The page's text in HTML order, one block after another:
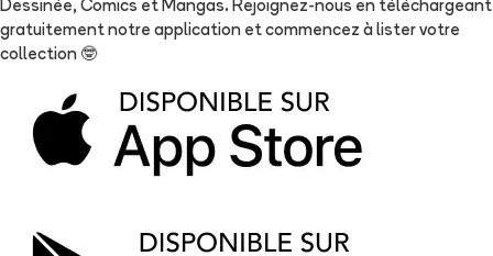
Dessinée, Comics et Mangas. Rejoignez-nous en téléchargeant
gratuitement notre application et commencez à lister votre
collection 🤓